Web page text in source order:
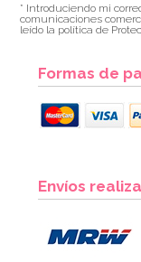
* Introduciendo mi
comunicaciones
leído la política de
Formas de
Envíos